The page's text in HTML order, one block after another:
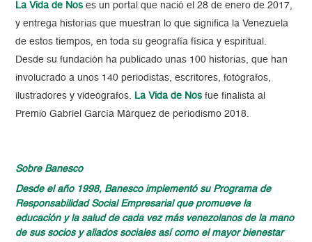
La Vida de Nos es un portal que nació el 28 de enero de 2017,
y entrega historias que muestran lo que significa la Venezuela
de estos tiempos, en toda su geografía física y espiritual.
Desde su fundación ha publicado unas 100 historias, que han
involucrado a unos 140 periodistas, escritores, fotógrafos,
ilustradores y videógrafos. La Vida de Nos fue finalista al
Premio Gabriel García Márquez de periodismo 2018.
Sobre Banesco
Desde el año 1998, Banesco implementó su Programa de
Responsabilidad Social Empresarial que promueve la
educación y la salud de cada vez más venezolanos de la mano
de sus socios y aliados sociales así como el mayor bienestar